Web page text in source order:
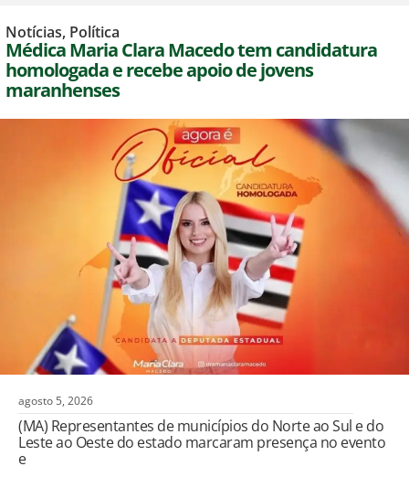
Notícias, Política
Médica Maria Clara Macedo tem candidatura
homologada e recebe apoio de jovens
maranhenses
agosto 5, 2026
(MA) Representantes de municípios do Norte ao Sul e do
Leste ao Oeste do estado marcaram presença no evento
e